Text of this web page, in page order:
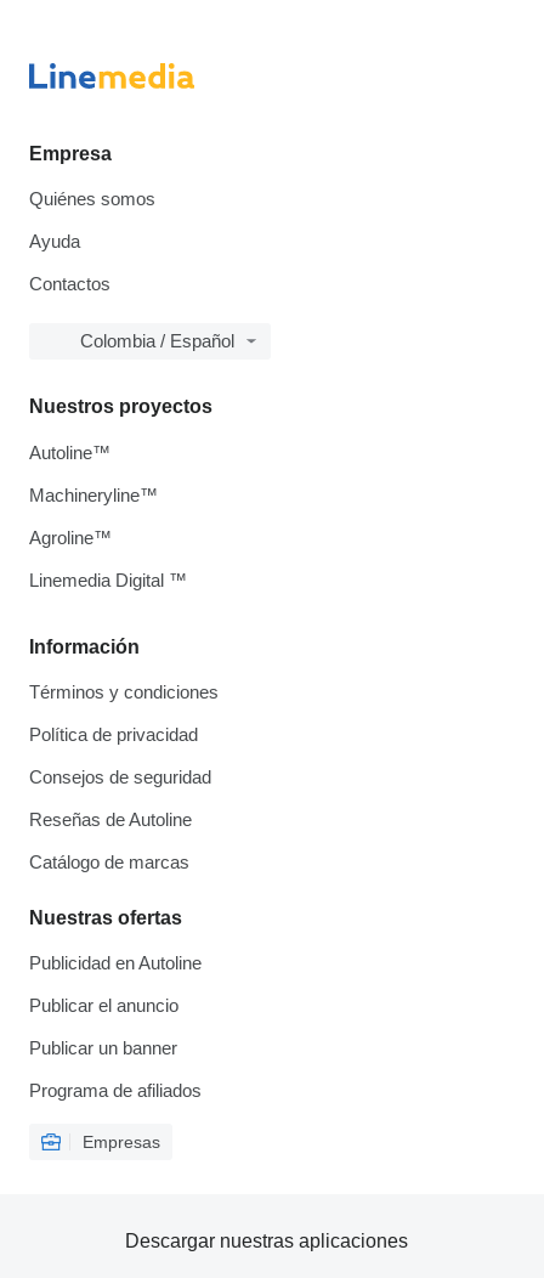
Empresa
Quiénes somos
Ayuda
Contactos
Colombia / Español
Información
Términos y condiciones
Política de privacidad
Consejos de seguridad
Reseñas de Autoline
Catálogo de marcas
Nuestras ofertas
Publicidad en Autoline
Publicar el anuncio
Publicar un banner
Programa de afiliados
Empresas
Nuestros proyectos
Autoline™
Machineryline™
Agroline™
Linemedia Digital ™
Descargar nuestras aplicaciones